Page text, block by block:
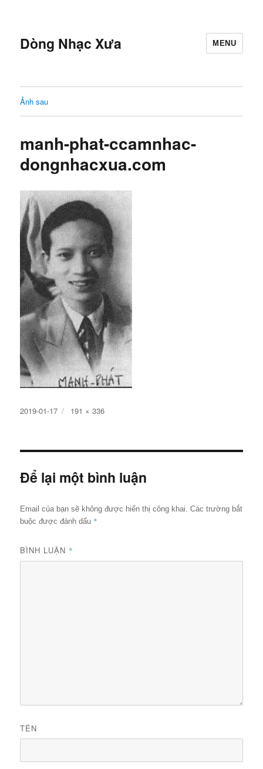
Dòng Nhạc Xưa MENU
Ảnh sau
manh-phat-ccamnhac-
dongnhacxua.com
Đăng
2019-01-17
Kích
đủ
191 × 336
Để lại một bình luận
Email của bạn sẽ không được hiển thị công khai. Các trường bắt
buộc được đánh dấu *
BÌNH LUẬN *
TÊN